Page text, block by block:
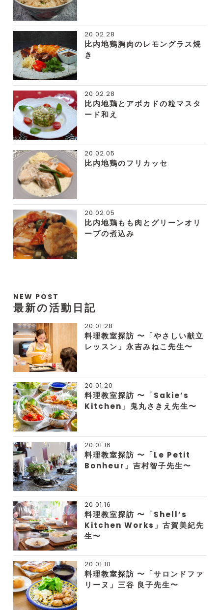
20.02.28
比内地鶏胸肉のレモングラス焼
き
20.02.28
比内地鶏とアボカドの粒マスタ
ード和え
20.02.05
比内地鶏のフリカッセ
20.02.05
比内地鶏もも肉とグリーンオリ
ーブの煮込み
NEW POST
最新の活動日記
20.01.28
料理教室探訪 〜「やさしい献立
レッスン」永吉みねこ先生〜
20.01.20
料理教室探訪 〜「Sakie’s
Kitchen」鬼丸さきえ先生〜
20.01.16
料理教室探訪 〜「Le Petit
Bonheur」吉村智子先生〜
20.01.16
料理教室探訪 〜「Shell’s
Kitchen Works」古賀美紀先
生〜
20.01.10
料理教室探訪 〜「サロンドファ
リーヌ」三谷 良子先生〜